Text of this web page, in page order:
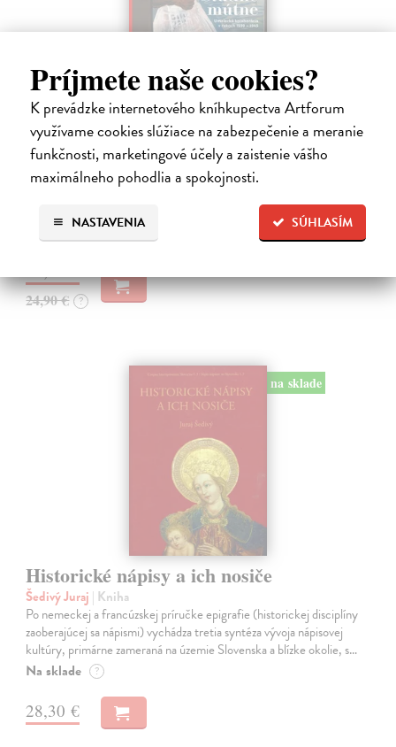
Príjmete naše cookies?
K prevádzke internetového kníhkupectva Artforum
využívame cookies slúžiace na zabezpečenie a meranie
funkčnosti, marketingové účely a zaistenie vášho
maximálneho pohodlia a spokojnosti.
SÚHLASÍM
NASTAVENIA
Studne mútne
Getting Peter
| Kniha
Sú ikonickými postavami našej kultúry. Postavili im sochy a
pomenovali po nich ulice, majú svoje nespochybniteľné miesto v
bez nich nedá…
Na sklade ?
24,90 € ?
na sklade
Historické nápisy a ich nosiče
Šedivý Juraj | Kniha
Po nemeckej a francúzskej príručke epigrafie (historickej disciplíny
zaoberajúcej sa nápismi) vychádza tretia syntéza vývoja nápisovej
kultúry, primárne zameraná na územie Slovenska a blízke okolie, s…
Na sklade ?
28,30 €